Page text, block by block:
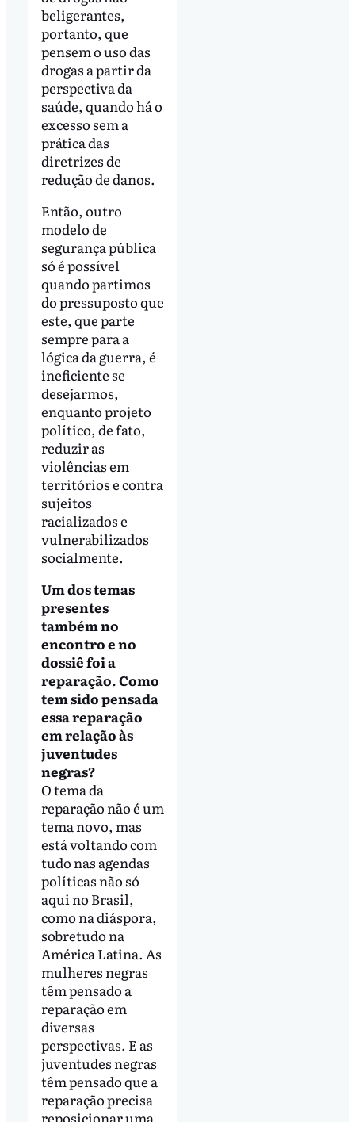
beligerantes,
portanto, que
pensem o uso das
drogas a partir da
perspectiva da
saúde, quando há o
excesso sem a
prática das
diretrizes de
redução de danos.
Então, outro
modelo de
segurança pública
só é possível
quando partimos
do pressuposto que
este, que parte
sempre para a
lógica da guerra, é
ineficiente se
desejarmos,
enquanto projeto
político, de fato,
reduzir as
violências em
territórios e contra
sujeitos
racializados e
vulnerabilizados
socialmente.
Um dos temas
presentes
também no
encontro e no
dossiê foi a
reparação. Como
tem sido pensada
essa reparação
em relação às
juventudes
negras?
O tema da
reparação não é um
tema novo, mas
está voltando com
tudo nas agendas
políticas não só
aqui no Brasil,
como na diáspora,
sobretudo na
América Latina. As
mulheres negras
têm pensado a
reparação em
diversas
perspectivas. E as
juventudes negras
têm pensado que a
reparação precisa
reposicionar uma